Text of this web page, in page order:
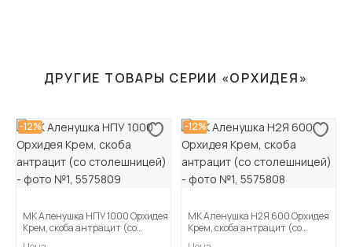
ДРУГИЕ ТОВАРЫ СЕРИИ «ОРХИДЕЯ»
-12%
МК Аленушка НПУ 1000 Орхидея
Крем, скоба антрацит (со
-12%
МК Аленушка Н2Я 600 Орхидея
Крем, скоба антрацит (со